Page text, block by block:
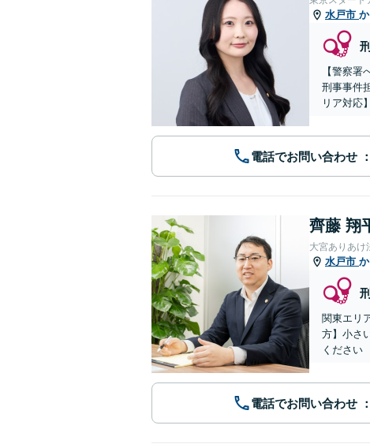
水戸市
【警察
刑事事件
リア対応】
電話でお問い合わせ
齊藤 翔
大宮ありあけ
水戸市
関東エリ
方】小さ
ください
電話でお問い合わせ